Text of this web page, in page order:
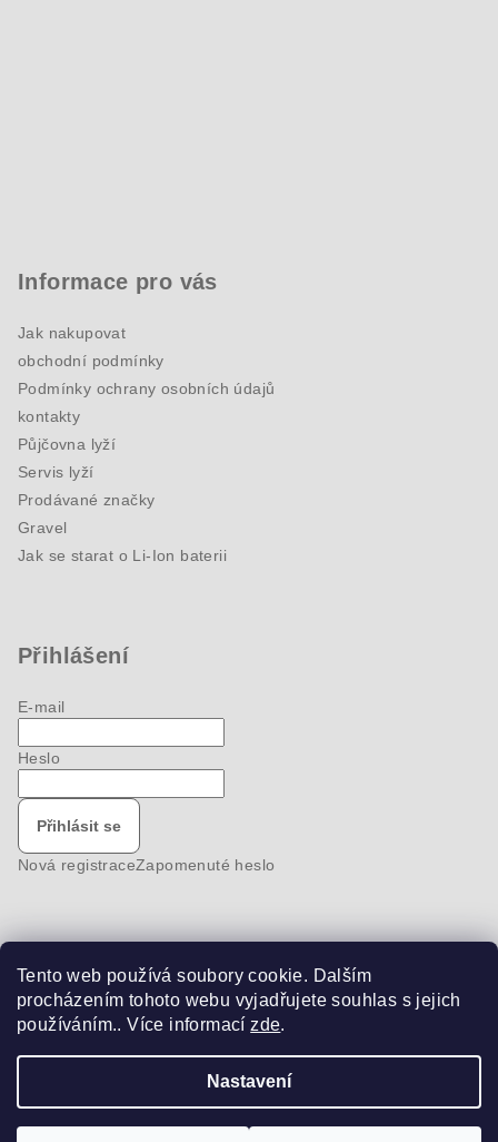
Tento web používá soubory cookie. Dalším
procházením tohoto webu vyjadřujete souhlas s jejich
používáním.. Více informacízde.
Nastavení
Informace pro vás
Jak nakupovat
obchodní podmínky
Podmínky ochrany osobních údajů
kontakty
Půjčovna lyží
Servis lyží
Prodávané značky
Gravel
Jak se starat o Li-Ion baterii
Přihlášení
E-mail
Heslo
Přihlásit se
Nová registraceZapomenuté heslo
Nákupní košík
0ks /0 Kč
. Všechna práva vyhrazena.